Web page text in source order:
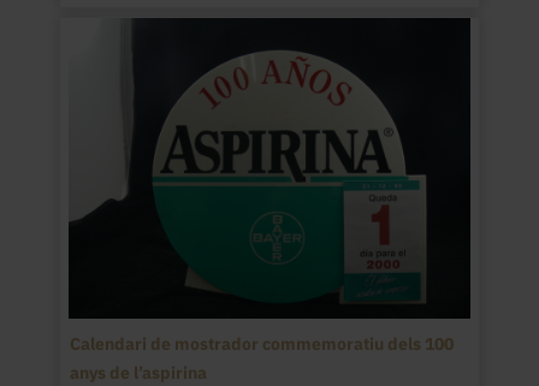
Calendari de mostrador commemoratiu dels 100
anys de l’aspirina